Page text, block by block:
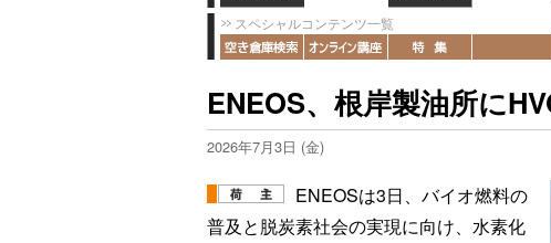
スペシャルコンテンツ一覧
ENEOS、根岸製油所に
2026年7月3日 (金)
ENEOSは3日、バイオ燃料の
普及と脱炭素社会の実現に向け、水素化